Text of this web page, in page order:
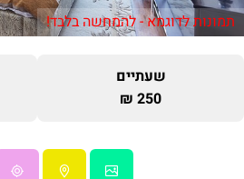
תמונות לדוגמא - להמחשה בלבד!
שעתיים
250 ₪